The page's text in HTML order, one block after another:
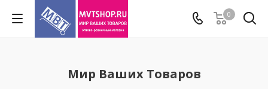
0
Мир Ваших Товаров